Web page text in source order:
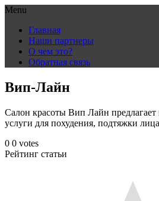
Menu
content
Главная
Наши партнеры
О чем это?
Обратная связь
Вип-Лайн
Салон красоты Вип Лайн предлагает
услуги для похудения, подтяжки
0 0 votes
Рейтинг статьи